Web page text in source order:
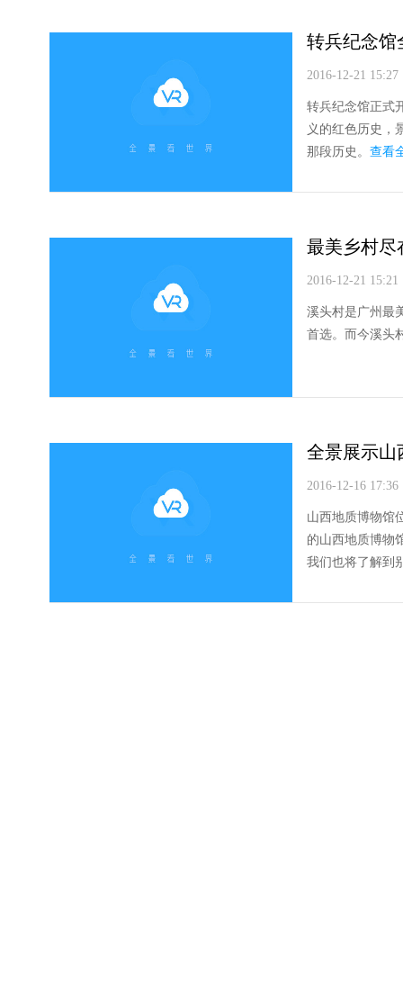
转兵纪念馆
2016-12-21 15:27
转兵纪念馆正式
义的红色历史，
那段历史。 查看
最美乡村尽
2016-12-21 15:21
溪头村是广州最
首选。而今溪头
全景展示山
2016-12-16 17:36
山西地质博物馆
的山西地质博物
我们也将了解到